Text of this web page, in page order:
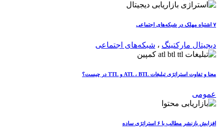
۷ اشتباه مهلک در شبکه‌های اجتماعی
دیجیتال مارکتینگ ، شبکه‌های اجتماعی
معنا و تفاوت استراتژی تبلیغات ATL ، BTL و TTL در چیست؟
عمومی
افزایش بازنشر مطالب با ۶ استراتژی ساده